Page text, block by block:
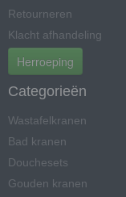
Retourneren
Klacht afhandeling
Herroeping
Categorieën
Wastafelkranen
Bad kranen
Douchesets
Gouden kranen